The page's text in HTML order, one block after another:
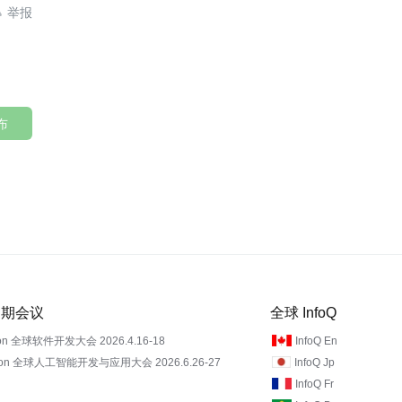
会议
全球软件开发大会 2026.4.16-18
全球人工智能开发与应用大会 2026.6.26-27
全球 InfoQ
InfoQ En
InfoQ Jp
InfoQ Fr